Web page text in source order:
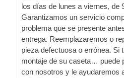
los días de lunes a viernes, de
Garantizamos un servicio
problema que se presente
entrega. Reemplazaremos o
pieza defectuosa o errónea. Si
montaje de su caseta… puede
con nosotros y le ayudaremos